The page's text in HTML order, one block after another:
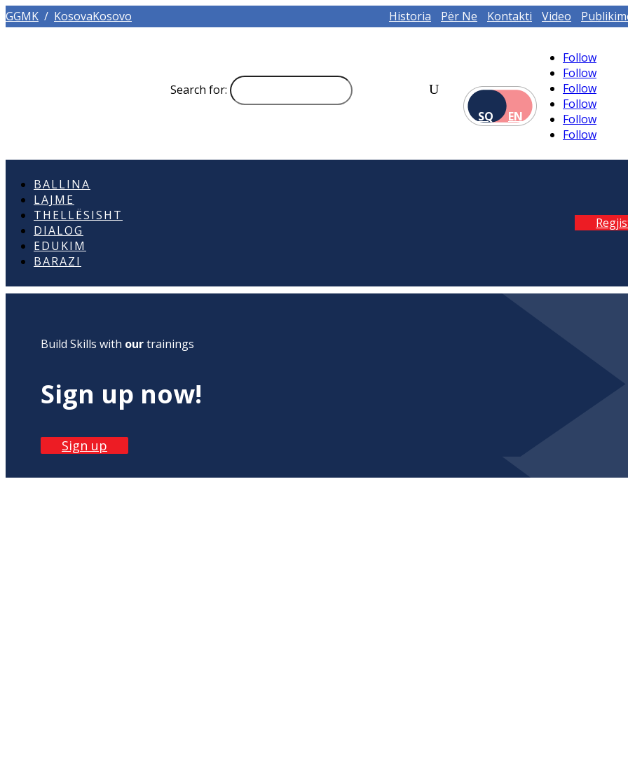
GGMK / KosovaKosovo Historia Për Ne Kontakti Video
Search for:
SQ
EN
Follow
Follow
Follow
Follow
Follow
Follow
BALLINA
LAJME
THELLËSISHT
DIALOG
EDUKIM
BARAZI
Build Skills with ourtrainings
Sign up now!
Sign up